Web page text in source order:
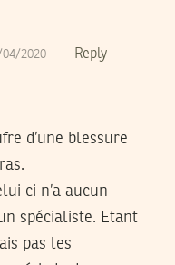
2020 Reply
d’une blessure
ci n’a aucun
spécialiste. Etant
pas les